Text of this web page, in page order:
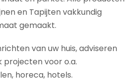
en Tapijten vakkundig
gemaakt.
van uw huis, adviseren
projecten voor o.a.
horeca, hotels.